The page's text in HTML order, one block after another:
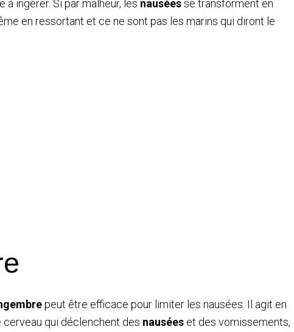
ingérer. Si par malheur, les nauséesse transforment en
en ressortant et ce ne sont pas les marins qui diront le
peut être efficace pour limiter les nausées. Il agit en
cerveau qui déclenchent des nausées et des vomissements,